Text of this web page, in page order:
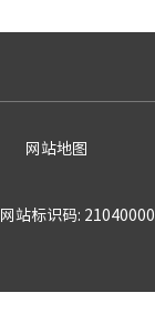
网站地图
网站标识码: